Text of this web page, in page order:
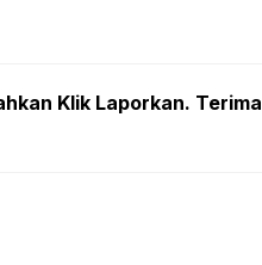
Klik Laporkan. Terima